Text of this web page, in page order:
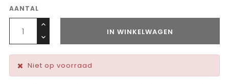
AANTAL
IN WINKELWAGEN
Niet op voorraad